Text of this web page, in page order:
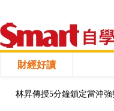
財經好讀
林昇傳授5分鐘鎖定當沖強